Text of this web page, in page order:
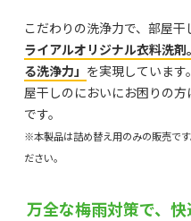
こだわりの洗浄力で、部屋
ライアルオリジナル衣料洗剤。
る洗浄力」 を実現しています
屋干しのにおいにお困りの
です。
※本製品は詰め替え用のみの販売で
ださい。
万全な梅雨対策で、